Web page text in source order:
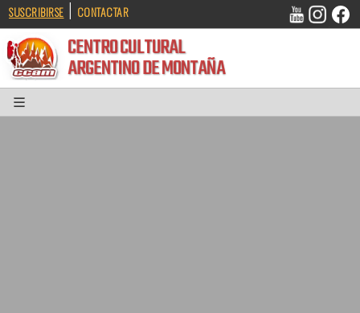
SUSCRIBIRSE | CONTACTAR
CENTRO CULTURAL
ARGENTINO DE MONTAÑA